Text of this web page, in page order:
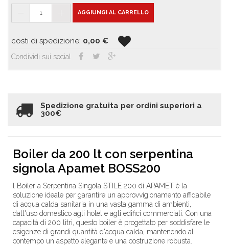
1 AGGIUNGI AL CARRELLO
costi di spedizione: 0,00 €
Condividi sui social
Spedizione gratuita per ordini superiori a
300€
Boiler da 200 lt con serpentina
signola Apamet BOSS200
l Boiler a Serpentina Singola STILE 200 di APAMET è la
soluzione ideale per garantire un approvvigionamento affidabile
di acqua calda sanitaria in una vasta gamma di ambienti,
dall'uso domestico agli hotel e agli edifici commerciali. Con una
capacità di 200 litri, questo boiler è progettato per soddisfare le
esigenze di grandi quantità d'acqua calda, mantenendo al
contempo un aspetto elegante e una costruzione robusta.